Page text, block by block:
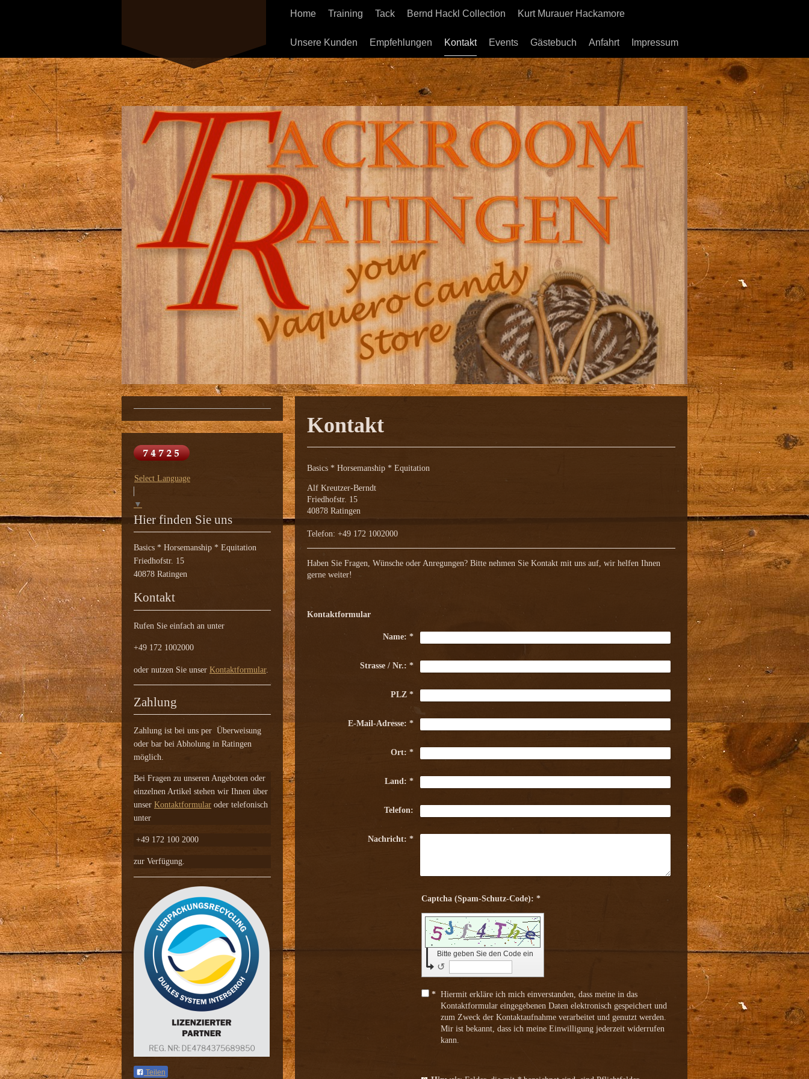
Home Training Tack Bernd Hackl Collection Kurt Murauer Hackamore
Unsere Kunden Empfehlungen Kontakt Events Gästebuch Anfahrt Impressum
Kontakt
Basics * Horsemanship * Equitation
Alf Kreutzer-Berndt
Friedhofstr. 15
40878 Ratingen
Telefon: +49 172 1002000
Haben Sie Fragen, Wünsche oder Anregungen? Bitte nehmen Sie Kontakt mit uns auf, wir helfen Ihnen
gerne weiter!
Kontaktformular
Name: *
Strasse / Nr.: *
PLZ *
E-Mail-Adresse: *
Ort: *
Land: *
Telefon:
Nachricht: *
Captcha (Spam-Schutz-Code): *
Bitte geben Sie den Code ein
↺
* Hiermit erkläre ich mich einverstanden, dass meine in das
Kontaktformular eingegebenen Daten elektronisch gespeichert und
zum Zweck der Kontaktaufnahme verarbeitet und genutzt werden.
Mir ist bekannt, dass ich meine Einwilligung jederzeit widerrufen
kann.
Select Language
▼
Hier finden Sie uns
Basics * Horsemanship * Equitation
Friedhofstr. 15
40878 Ratingen
Kontakt
Rufen Sie einfach an unter
+49 172 1002000
oder nutzen Sie unser Kontaktformular.
Zahlung
Zahlung ist bei uns per Überweisung
oder bar bei Abholung in Ratingen
möglich.
Bei Fragen zu unseren Angeboten oder
einzelnen Artikel stehen wir Ihnen über
unser Kontaktformular oder telefonisch
unter
+49 172 100 2000
zur Verfügung.
Teilen